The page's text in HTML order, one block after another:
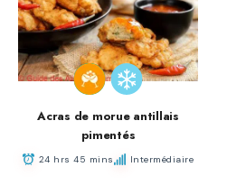
Acras de morue antillais
pimentés
24 hrs 45 mins Intermédiaire